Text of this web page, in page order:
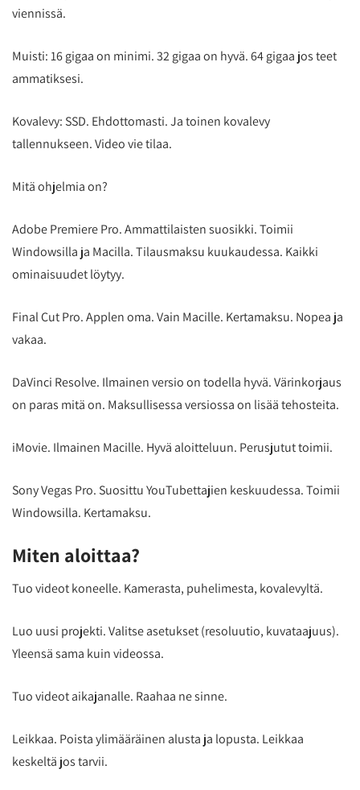
viennissä.
Muisti: 16 gigaa on minimi. 32 gigaa on hyvä. 64 gigaa jos teet
ammatiksesi.
Kovalevy: SSD. Ehdottomasti. Ja toinen kovalevy
tallennukseen. Video vie tilaa.
Mitä ohjelmia on?
Adobe Premiere Pro. Ammattilaisten suosikki. Toimii
Windowsilla ja Macilla. Tilausmaksu kuukaudessa. Kaikki
ominaisuudet löytyy.
Final Cut Pro. Applen oma. Vain Macille. Kertamaksu. Nopea ja
vakaa.
DaVinci Resolve. Ilmainen versio on todella hyvä. Värinkorjaus
on paras mitä on. Maksullisessa versiossa on lisää tehosteita.
iMovie. Ilmainen Macille. Hyvä aloitteluun. Perusjutut toimii.
Sony Vegas Pro. Suosittu YouTubettajien keskuudessa. Toimii
Windowsilla. Kertamaksu.
Miten aloittaa?
Tuo videot koneelle. Kamerasta, puhelimesta, kovalevyltä.
Luo uusi projekti. Valitse asetukset (resoluutio, kuvataajuus).
Yleensä sama kuin videossa.
Tuo videot aikajanalle. Raahaa ne sinne.
Leikkaa. Poista ylimääräinen alusta ja lopusta. Leikkaa
keskeltä jos tarvii.